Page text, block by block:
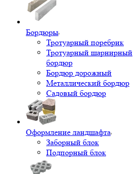
Бордюры
Тротуарный поребрик
Тротуарный шарнирный
бордюр
Бордюр дорожный
Металлический бордюр
Садовый бордюр
Оформление ландшафта
Заборный блок
Подпорный блок